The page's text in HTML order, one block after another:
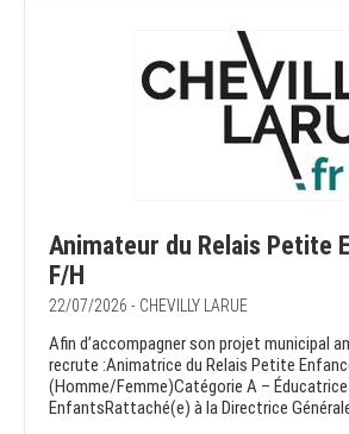
Animateur du Relais Petite
F/H
22/07/2026 - CHEVILLY LARUE
Afin d’accompagner son projet municipal
recrute :Animatrice du Relais Petite
(Homme/Femme)Catégorie A –
EnfantsRattaché(e) à la Directrice